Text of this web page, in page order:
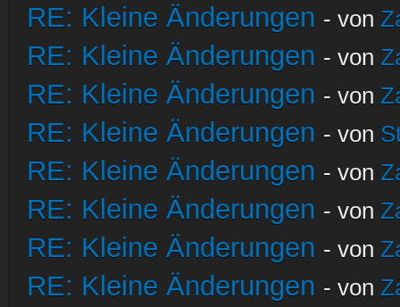
RE: Kleine Änderungen - von
RE: Kleine Änderungen - von
RE: Kleine Änderungen - von
RE: Kleine Änderungen - von
RE: Kleine Änderungen - von
RE: Kleine Änderungen - von
RE: Kleine Änderungen - von
RE: Kleine Änderungen - von